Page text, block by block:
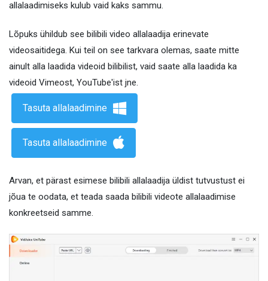
allalaadimiseks kulub vaid kaks sammu.
Lõpuks ühildub see bilibili video allalaadija erinevate
videosaitidega. Kui teil on see tarkvara olemas, saate mitte
ainult alla laadida videoid bilibilist, vaid saate alla laadida ka
videoid Vimeost, YouTube'ist jne.
Tasuta allalaadimine
Tasuta allalaadimine
Arvan, et pärast esimese bilibili allalaadija üldist tutvustust ei
jõua te oodata, et teada saada bilibili videote allalaadimise
konkreetseid samme.